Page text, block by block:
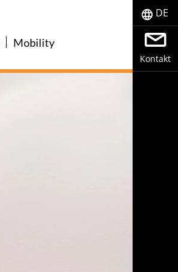
Mobility
DE
Kontakt